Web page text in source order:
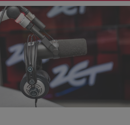
185 KB